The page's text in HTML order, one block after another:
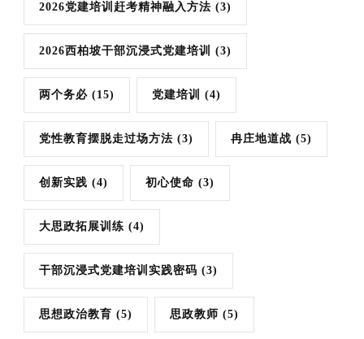
2026党建培训赶考精神融入方法 (3)
2026西柏坡干部沉浸式党建培训 (3)
两个务必 (15) 党建培训 (4)
党性教育摆脱走过场方法 (3) 冉庄地道战 (5)
创新实践 (4) 初心使命 (3)
大思政拓展训练 (4)
干部沉浸式党建培训实践密码 (3)
思想政治教育 (5) 思政教师 (5)